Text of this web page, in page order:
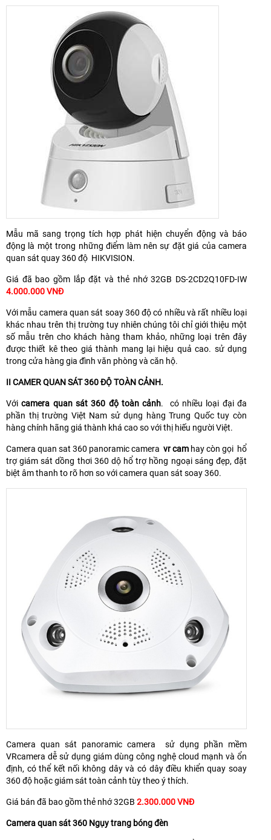
Mẫu mã sang trọng tích hợp phát hiện chuyển động và báo
động là một trong những điểm làm nên sự đặt giá của camera
quan sát quay 360 độ HIKVISION.
Giá đã bao gồm lắp đặt và thẻ nhớ 32GB DS-2CD2Q10FD-IW
4.000.000 VNĐ
Với mẫu camera quan sát soay 360 độ có nhiều và rất nhiều loại
khác nhau trên thị trường tuy nhiên chúng tôi chỉ giới thiệu một
số mẫu trên cho khách hàng tham khảo, những loại trên đây
được thiết kê theo giá thành mang lại hiệu quả cao. sử dụng
trong cửa hàng gia đình văn phòng và căn hộ.
II CAMER QUAN SÁT 360 ĐỘ TOÀN CẢNH.
Vớicamera quan sát 360 độ toàn cảnh. có nhiều loại đại đa
phần thị trường Việt Nam sử dụng hàng Trung Quốc tuy còn
hàng chính hãng giá thành khá cao so với thị hiếu người Việt.
Camera quan sat 360 panoramic camera vr cam hay còn gọi hổ
trợ giám sát dồng thơi 360 dộ hổ trợ hồng ngoại sáng đẹp, đặt
biệt âm thanh to rõ hơn so với camera quan sát soay 360.
Camera quan sát panoramic camera sử dụng phần mềm
VRcamera dễ sử dụng giám dùng công nghệ cloud mạnh và ổn
định, có thể kết nối không dây và có dây điều khiển quay soay
360 độ hoặc giám sát toàn cảnh tùy theo ý thích.
Giá bán đã bao gồm thẻ nhớ 32GB 2.300.000 VNĐ
Camera quan sát 360 Ngụy trang bóng đèn